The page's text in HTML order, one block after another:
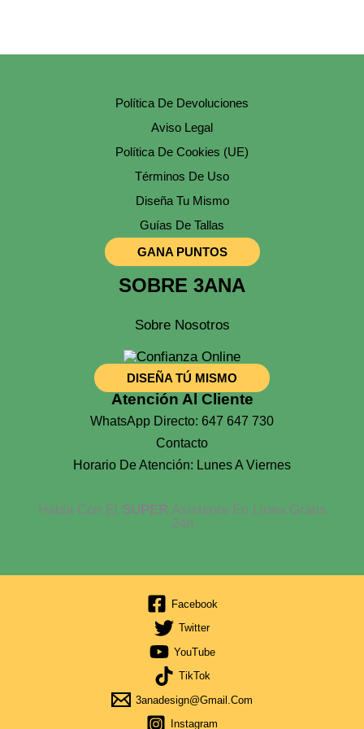
Política De Devoluciones
Aviso Legal
Política De Cookies (UE)
Términos De Uso
Diseña Tu Mismo
Guías De Tallas
GANA PUNTOS
SOBRE 3ANA
Sobre Nosotros
DISEÑA TÚ MISMO
Atención Al Cliente
WhatsApp Directo: 647 647 730
Contacto
Horario De Atención: Lunes A Viernes
Habla Con El SUPERAsistente En Linea Gratis
24h
Facebook
Twitter
YouTube
TikTok
3anadesign@gmail.com
Instagram